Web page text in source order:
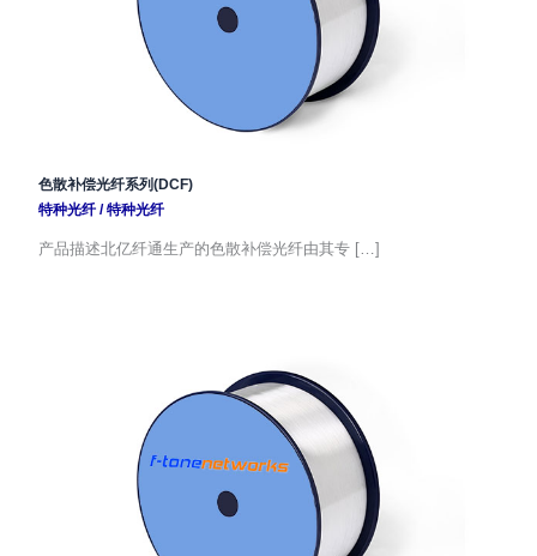
色散补偿光纤系列(DCF)
特种光纤/特种光纤
产品描述北亿纤通生产的色散补偿光纤由其专 […]